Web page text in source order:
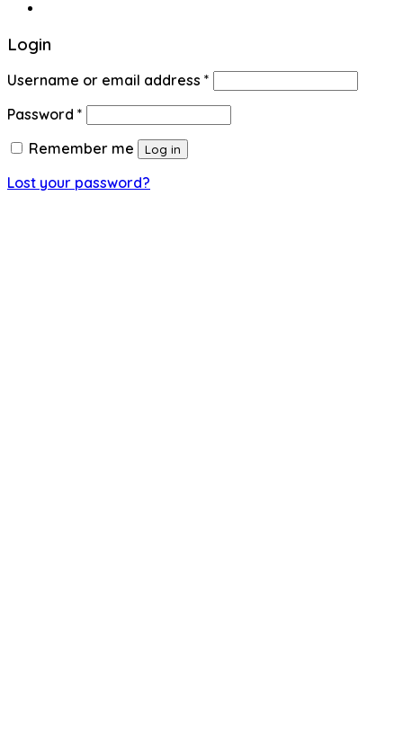
Login
Username or email address *
Password *
Remember me
Log in
Lost your password?